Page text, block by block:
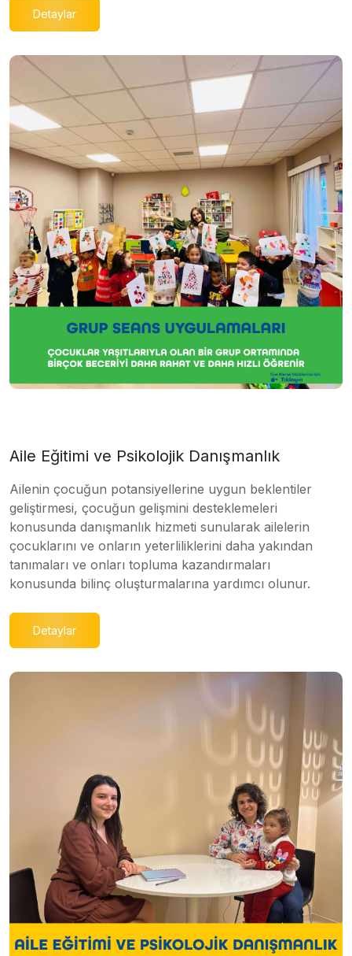
Detaylar
Aile Eğitimi ve Psikolojik Danışmanlık
Ailenin çocuğun potansiyellerine uygun beklentiler
geliştirmesi, çocuğun gelişmini desteklemeleri
konusunda danışmanlık hizmeti sunularak ailelerin
çocuklarını ve onların yeterliliklerini daha yakından
tanımaları ve onları topluma kazandırmaları
konusunda bilinç oluşturmalarına yardımcı olunur.
Detaylar